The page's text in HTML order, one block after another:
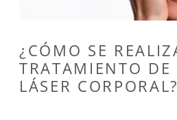
¿CÓMO SE
TRATAMIENTO DE
LÁSER CORPORAL?